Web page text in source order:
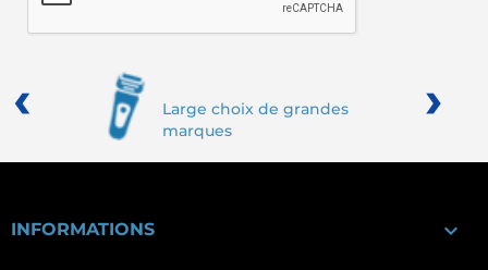
Large choix de grandes
marques
‹ ›
INFORMATIONS 